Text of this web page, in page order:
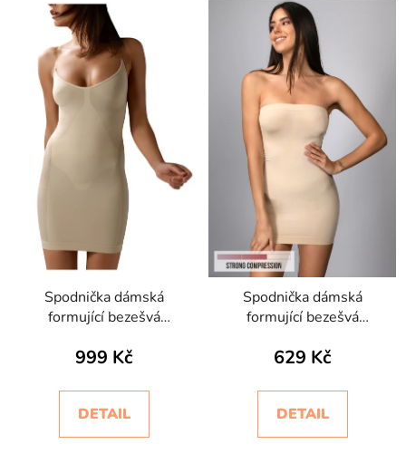
Spodnička dámská
formující bezešvá
Intimidea
999 Kč
DETAIL
Spodnička dámská
formující bezešvá
629 Kč
DETAIL